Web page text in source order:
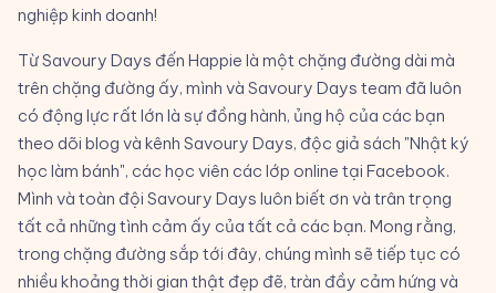
nghiệp kinh doanh!
Từ Savoury Days đến Happie là một chặng đường dài mà
trên chặng đường ấy, mình và Savoury Days team đã luôn
có động lực rất lớn là sự đồng hành, ủng hộ của các bạn
theo dõi blog và kênh Savoury Days, độc giả sách "Nhật ký
học làm bánh", các học viên các lớp online tại Facebook.
Mình và toàn đội Savoury Days luôn biết ơn và trân trọng
tất cả những tình cảm ấy của tất cả các bạn. Mong rằng,
trong chặng đường sắp tới đây, chúng mình sẽ tiếp tục có
nhiều khoảng thời gian thật đẹp đẽ, tràn đầy cảm hứng và